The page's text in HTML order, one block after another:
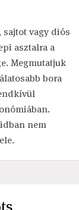
vagy diós
asztalra a
Megmutatjuk
bora
nem